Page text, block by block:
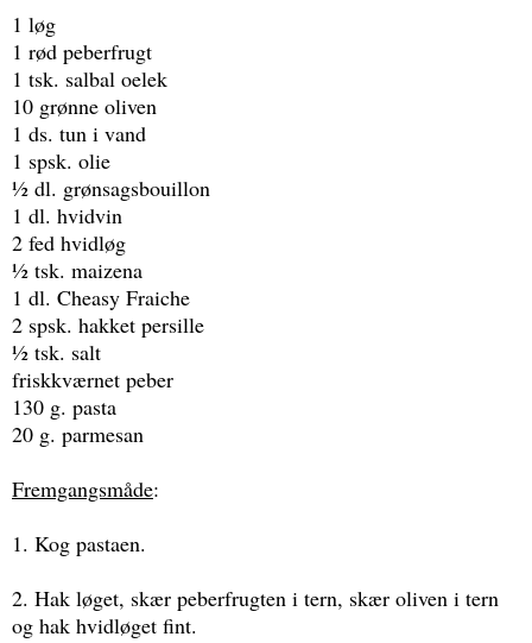
1 løg
1 rød peberfrugt
1 tsk. salbal oelek
10 grønne oliven
1 ds. tun i vand
1 spsk. olie
½ dl. grønsagsbouillon
1 dl. hvidvin
2 fed hvidløg
½ tsk. maizena
1 dl. Cheasy Fraiche
2 spsk. hakket persille
½ tsk. salt
friskkværnet peber
130 g. pasta
20 g. parmesan
Fremgangsmåde:
1. Kog pastaen.
2. Hak løget, skær peberfrugten i tern, skær oliven i tern
og hak hvidløget fint.